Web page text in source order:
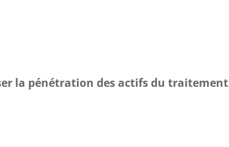
la pénétration des actifs du traitement